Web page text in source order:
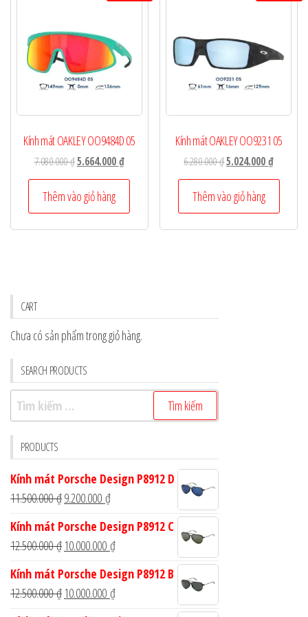
Kính mát OAKLEY OO9484D 05
7.080.000₫Giá
gốc
là:
7.080.000 ₫.
5.664.000₫Giá
hiện
là:
5.664.000 ₫.
Thêm vào giỏ hàng
Kính mát OAKLEY OO9231 05
6.280.000₫Giá
gốc
là:
6.280.000 ₫.
5.024.000₫Giá
hiện
là:
Thêm vào giỏ hàng
CART
Chưa có sản phẩm trong giỏ hàng.
SEARCH PRODUCTS
Tìm
kiếm
cho:
PRODUCTS
Kính mát Porsche Design P8912 D
11.500.000₫Giá
là:
11.500.000 ₫.
9.200.000 ₫Giá
tại
là:
9.200.000 ₫.
Kính mát Porsche Design P8912 C
12.500.000₫ Giá
là:
12.500.000 ₫.
10.000.000 ₫Giá
tại
Kính mát Porsche Design P8912 B
12.500.000₫ Giá
10.000.000 ₫Giá